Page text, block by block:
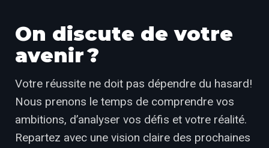
On discute de votre
avenir ?
Votre réussite ne doit pas dépendre du hasard!
Nous prenons le temps de comprendre vos
ambitions, d’analyser vos défis et votre réalité.
Repartez avec une vision claire des prochaines